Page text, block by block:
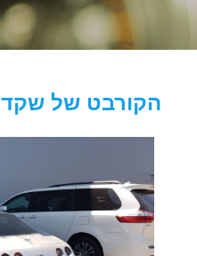
הקורבט של שקד